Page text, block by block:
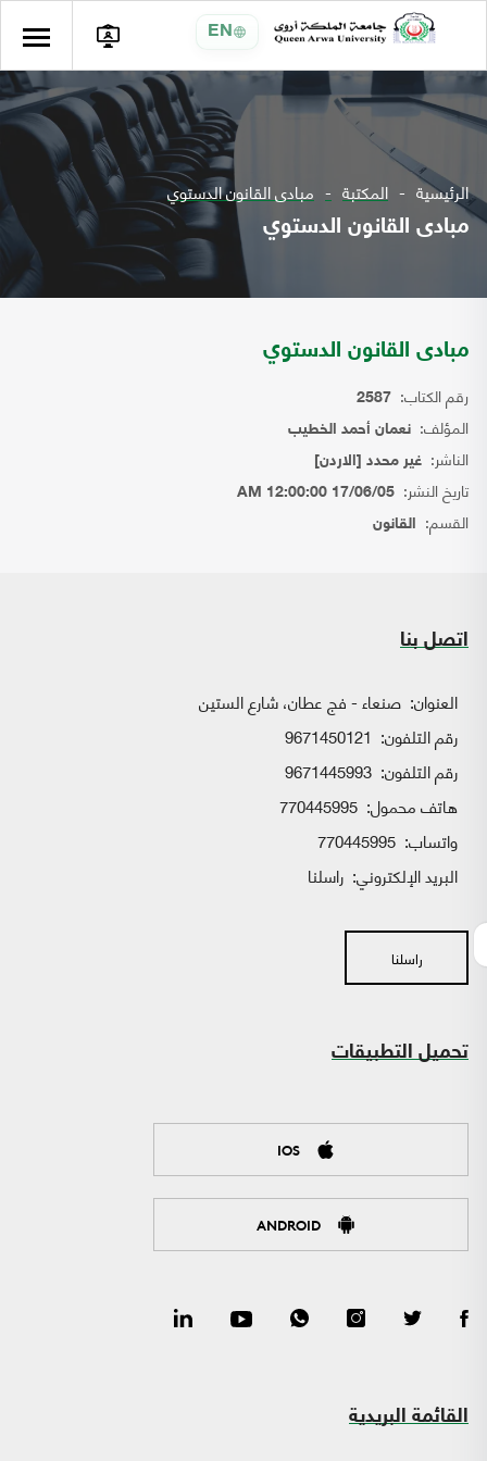
EN
الرئيسية المكتبة مبادى القانون الدستوي
مبادى القانون الدستوي
مبادى القانون الدستوي
رقم الكتاب: 2587
المؤلف: نعمان أحمد الخطيب
الناشر: غير محدد [الاردن]
تاريخ النشر: 17/06/05 12:00:00 AM
القسم: القانون
اتصل بنا
العنوان: صنعاء - فج عطان، شارع الستين
رقم التلفون: 9671450121
رقم التلفون: 9671445993
هاتف محمول: 770445995
واتساب:
البريد الإلكتروني: راسلنا
راسلنا
تحميل التطبيقات
IOS
ANDROID
القائمة البريدية